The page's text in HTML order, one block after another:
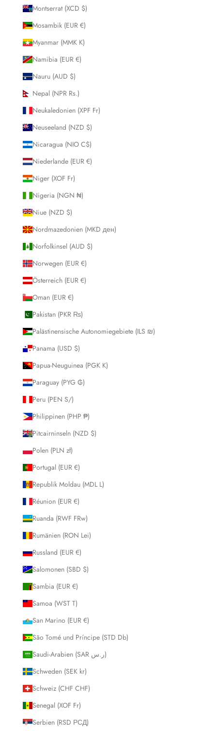
Montserrat (XCD $)
Mosambik (EUR €)
Myanmar (MMK K)
Namibia (EUR €)
Nauru (AUD $)
Nepal (NPR Rs.)
Neukaledonien (XPF Fr)
Neuseeland (NZD $)
Nicaragua (NIO C$)
Niederlande (EUR €)
Niger (XOF Fr)
Nigeria (NGN ₦)
Niue (NZD $)
Nordmazedonien (MKD ден)
Norfolkinsel (AUD $)
Norwegen (EUR €)
Österreich (EUR €)
Oman (EUR €)
Pakistan (PKR ₨)
Palästinensische Autonomiegebiete (ILS ₪)
Panama (USD $)
Papua-Neuguinea (PGK K)
Paraguay (PYG ₲)
Peru (PEN S/)
Philippinen (PHP ₱)
Pitcairninseln (NZD $)
Polen (PLN zł)
Portugal (EUR €)
Republik Moldau (MDL L)
Réunion (EUR €)
Ruanda (RWF FRw)
Rumänien (RON Lei)
Russland (EUR €)
Salomonen (SBD $)
Sambia (EUR €)
Samoa (WST T)
San Marino (EUR €)
São Tomé und Príncipe (STD Db)
Saudi-Arabien (SAR ر.س)
Schweden (SEK kr)
Schweiz (CHF CHF)
Senegal (XOF Fr)
Serbien (RSD РСД)